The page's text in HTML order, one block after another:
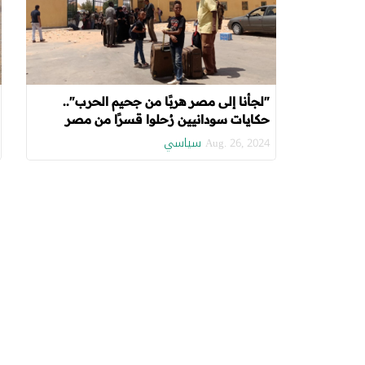
"لجأنا إلى مصر هربًا من جحيم الحرب"..
حكايات سودانيين رُحلوا قسرًا من مصر
Aug. 26, 2024 سياسي